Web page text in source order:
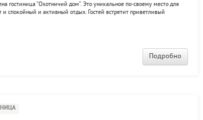
“Охотничий дом“. Это уникальное по-своему место для
спокойный и активный отдых. Гостей встретит приветливый
впечатления гости получат в 10-ти кратном размере. Вернувшись
Подробно